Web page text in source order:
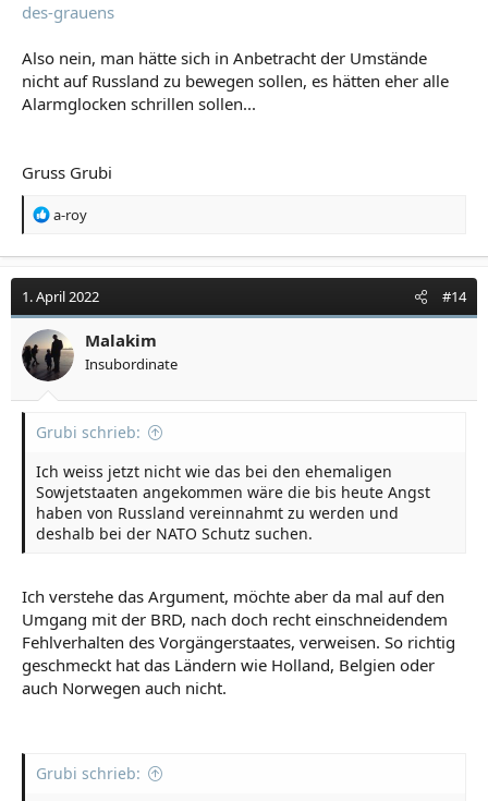
des-grauens
Also nein, man hätte sich in Anbetracht der Umstände
nicht auf Russland zu bewegen sollen, es hätten eher alle
Alarmglocken schrillen sollen...
Gruss Grubi
R
a
t
i
o
n
e
a-roy
1. April 2022 #14
Malakim
Insubordinate
Grubi schrieb:
Ich weiss jetzt nicht wie das bei den ehemaligen
Sowjetstaaten angekommen wäre die bis heute Angst
haben von Russland vereinnahmt zu werden und
deshalb bei der NATO Schutz suchen.
Ich verstehe das Argument, möchte aber da mal auf den
Umgang mit der BRD, nach doch recht einschneidendem
Fehlverhalten des Vorgängerstaates, verweisen. So richtig
geschmeckt hat das Ländern wie Holland, Belgien oder
auch Norwegen auch nicht.
Grubi schrieb: